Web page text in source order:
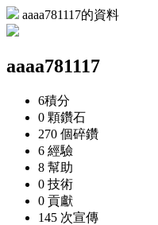
aaaa781117的資料
aaaa781117
6積分
0 顆鑽石
270 個碎鑽
6 經驗
8 幫助
0 技術
0 貢獻
145 次宣傳